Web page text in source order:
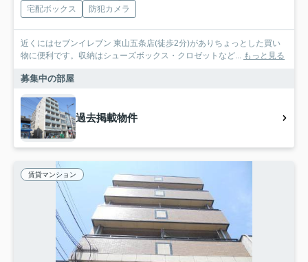
宅配ボックス
防犯カメラ
近くにはセブンイレブン 東山五条店(徒歩2分)がありちょっとした買い
物に便利です。収納はシューズボックス・クロゼットなど... もっと見る
募集中の部屋
過去掲載物件
賃貸マンション